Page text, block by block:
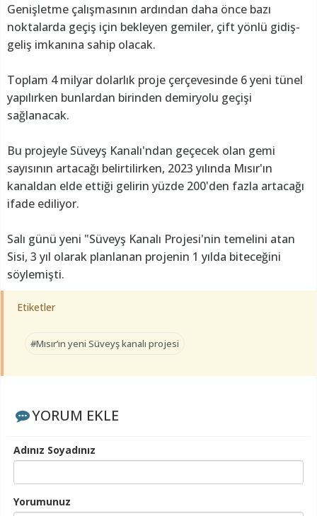
Genişletme çalışmasının ardından daha önce bazı
noktalarda geçiş için bekleyen gemiler, çift yönlü gidiş-
geliş imkanına sahip olacak.
Toplam 4 milyar dolarlık proje çerçevesinde 6 yeni tünel
yapılırken bunlardan birinden demiryolu geçişi
sağlanacak.
Bu projeyle Süveyş Kanalı'ndan geçecek olan gemi
sayısının artacağı belirtilirken, 2023 yılında Mısır'ın
kanaldan elde ettiği gelirin yüzde 200'den fazla artacağı
ifade ediliyor.
Salı günü yeni "Süveyş Kanalı Projesi'nin temelini atan
Sisi, 3 yıl olarak planlanan projenin 1 yılda biteceğini
söylemişti.
Etiketler
#Mısır’ın yeni Süveyş kanalı projesi
YORUM EKLE
Adınız Soyadınız
Yorumunuz